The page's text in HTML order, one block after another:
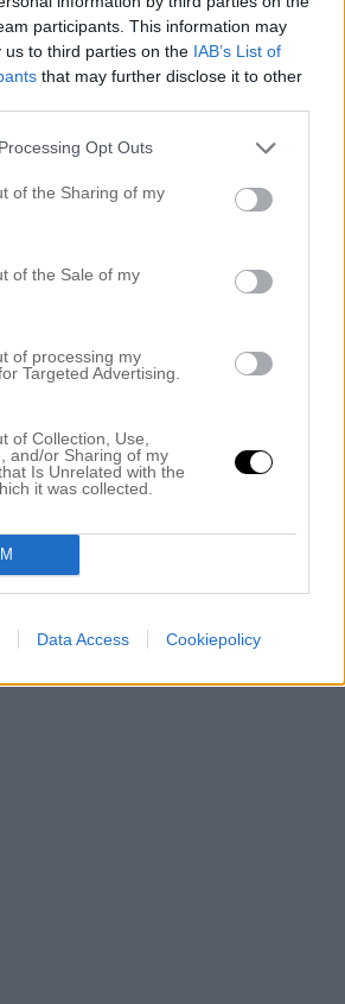
participants. This information may
us to third parties on the IAB’s List of
that may further disclose it to other
Opt Outs
of the Sharing of my
of the Sale of my
of processing my
Targeted Advertising.
of Collection, Use,
and/or Sharing of my
Is Unrelated with the
it was collected.
Data Access Cookiepolicy